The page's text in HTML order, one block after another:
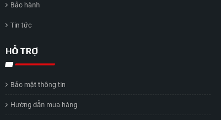
Bảo hành
Tin tức
HỖ TRỢ
Bảo mật thông tin
Hướng dẫn mua hàng